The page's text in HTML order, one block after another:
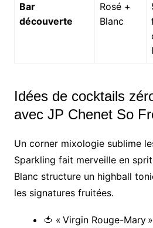
Bar
découverte
Rosé +
Blanc
Idées de cocktails
avec JP Chenet So
Un corner mixologie sublime
Sparkling fait merveille en
Blanc structure un highball
les signatures fruitées.
🍅 « Virgin Rouge-Mary